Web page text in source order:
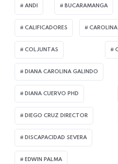
ANDI BUCARAMANGA
CALIFICADORES
COLJUNTAS
DIANA CAROLINA GALINDO
DIANA CUERVO PHD
DIEGO CRUZ DIRECTOR
DISCAPACIDAD SEVERA
EDWIN PALMA